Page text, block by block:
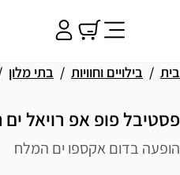
בית בילויים וחוויות בתי מלון
פסטיבל פופ אפ רויאל ים המלח
הופעה בדום אקספו ים המלח